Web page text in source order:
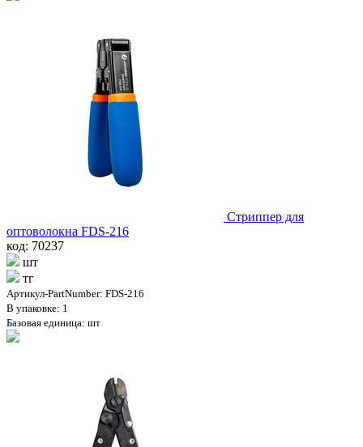
Стриппер для
оптоволокна FDS-216
код: 70237
шт
тг
Артикул-PartNumber: FDS-216
В упаковке: 1
Базовая единица: шт